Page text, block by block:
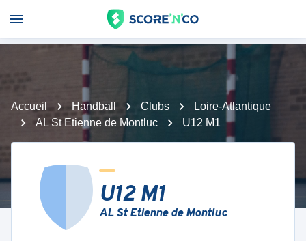
Accueil Handball Clubs
Loire-Atlantique
AL St Etienne de Montluc
U12 M1
U12 M1
AL St Etienne de Montluc